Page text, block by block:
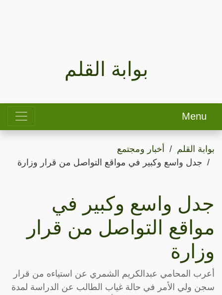
بوابة القلم
Menu
بوابة القلم
أخبار ومجتمع
جدل واسع وكبير في مواقع التواصل من قرار وزارة
جدل واسع وكبير في
مواقع التواصل من قرار
وزارة
أعرب المحامي عبدالكريم الشمري عن استياءه من قرار
سجن ولي الأمر في حالة غياب الطالب عن الدراسة لمدة